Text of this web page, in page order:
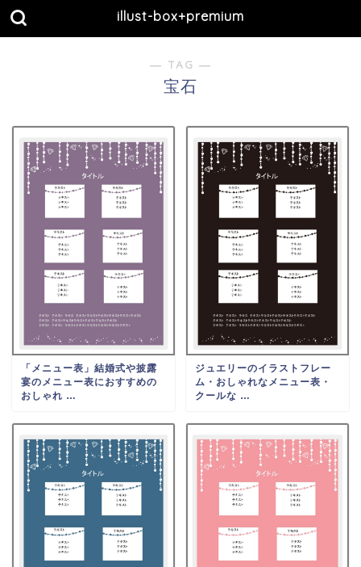
illust-box+premium
― TAG ―
宝石
「メニュー表」結婚式や披露
宴のメニュー表におすすめの
おしゃれ …
ジュエリーのイラストフレー
ム・おしゃれなメニュー表・
クールな …